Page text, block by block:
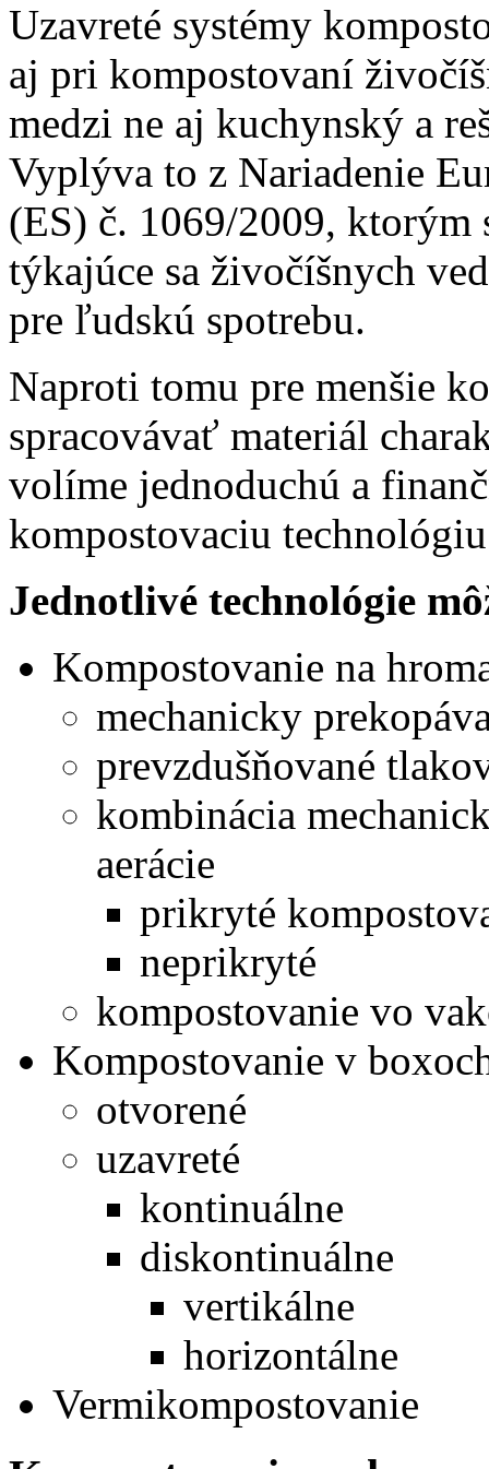
Uzavreté systémy
aj pri kompostovaní
medzi ne aj kuchynský a
Vyplýva to z Nariadenie
(ES) č. 1069/2009, ktorým
týkajúce sa živočíšnych
pre ľudskú spotrebu.
Naproti tomu pre menšie
spracovávať materiál
volíme jednoduchú a
kompostovaciu
Jednotlivé technológie
Kompostovanie na
mechanicky
prevzdušňované
kombinácia
aerácie
prikryté
neprikryté
kompostovanie vo
Kompostovanie v
otvorené
uzavreté
kontinuálne
diskontinuálne
vertikálne
horizontálne
Vermikompostovanie